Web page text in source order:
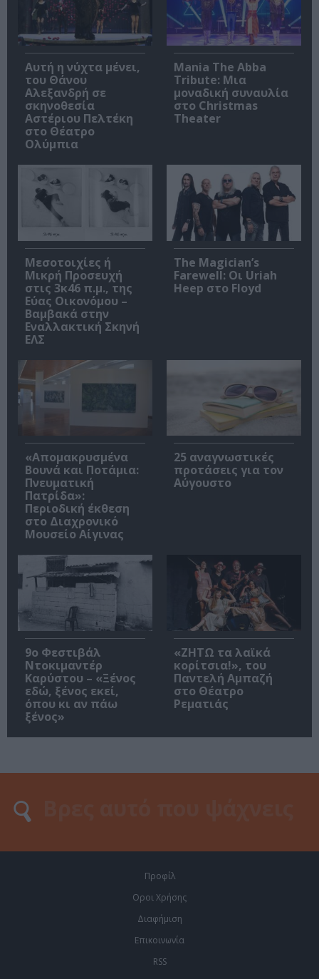
Αυτή η νύχτα μένει,
του Θάνου
Αλεξανδρή σε
σκηνοθεσία
Αστέριου Πελτέκη
στο Θέατρο
Ολύμπια
Mania The Abba
Tribute: Μια
μοναδική συναυλία
στο Christmas
Theater
Μεσοτοιχίες ή
Μικρή Προσευχή
στις 3κ46 π.μ., της
Εύας Οικονόμου –
Βαμβακά στην
Εναλλακτική Σκηνή
ΕΛΣ
The Magician’s
Farewell: Οι Uriah
Heep στο Floyd
«Απομακρυσμένα
Βουνά και Ποτάμια:
Πνευματική
Πατρίδα»:
Περιοδική έκθεση
στο Διαχρονικό
Μουσείο Αίγινας
25 αναγνωστικές
προτάσεις για τον
Αύγουστο
9ο Φεστιβάλ
Ντοκιμαντέρ
Καρύστου – «Ξένος
εδώ, ξένος εκεί,
όπου κι αν πάω
ξένος»
«ΖΗΤΩ τα λαϊκά
κορίτσια!», του
Παντελή Αμπαζή
στο Θέατρο
Ρεματιάς
Προφίλ
Οροι Χρήσης
Διαφήμιση
Επικοινωνία
RSS